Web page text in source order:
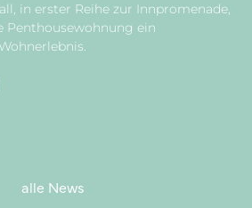
in erster Reihe zur Innpromenade,
Penthousewohnung ein
alle News